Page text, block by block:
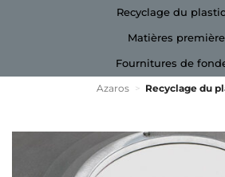
Recyclage du
Matières
Fournitures de
Azaros > Recyclage du